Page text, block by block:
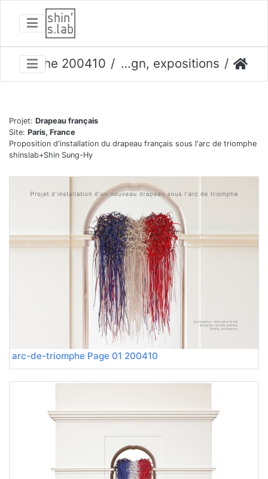
design, expositions
200410 arc-de-triomphe
Projet: Drapeau français
Site: Paris, France
Proposition d'installation du drapeau français sous l'arc de triomphe
shinslab+Shin Sung-Hy
200410 arc-de-triomphe Page 01